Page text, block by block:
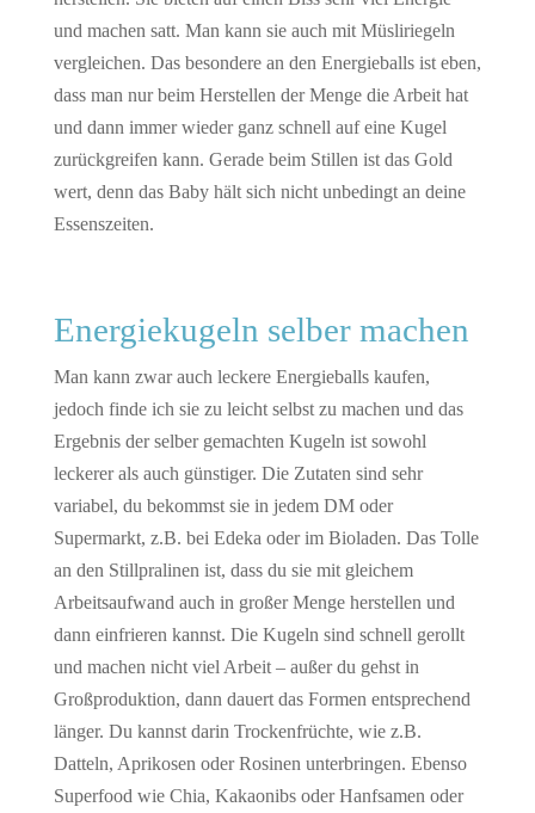
und machen satt. Man kann sie auch mit Müsliriegeln
vergleichen. Das besondere an den Energieballs ist eben,
dass man nur beim Herstellen der Menge die Arbeit hat
und dann immer wieder ganz schnell auf eine Kugel
zurückgreifen kann. Gerade beim Stillen ist das Gold
wert, denn das Baby hält sich nicht unbedingt an deine
Essenszeiten.
Energiekugeln selber machen
Man kann zwar auch leckere Energieballs kaufen,
jedoch finde ich sie zu leicht selbst zu machen und das
Ergebnis der selber gemachten Kugeln ist sowohl
leckerer als auch günstiger. Die Zutaten sind sehr
variabel, du bekommst sie in jedem DM oder
Supermarkt, z.B. bei Edeka oder im Bioladen. Das Tolle
an den Stillpralinen ist, dass du sie mit gleichem
Arbeitsaufwand auch in großer Menge herstellen und
dann einfrieren kannst. Die Kugeln sind schnell gerollt
und machen nicht viel Arbeit – außer du gehst in
Großproduktion, dann dauert das Formen entsprechend
länger. Du kannst darin Trockenfrüchte, wie z.B.
Datteln, Aprikosen oder Rosinen unterbringen. Ebenso
Superfood wie Chia, Kakaonibs oder Hanfsamen oder